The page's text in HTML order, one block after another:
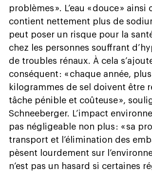
problèmes ». L’eau « douce » ainsi
contient nettement plus de
peut poser un risque pour la
chez les personnes souffrant
de troubles rénaux. À cela
conséquent : « chaque année,
kilogrammes de sel doivent être
tâche pénible et coûteuse »,
Schneeberger. L’impact
pas négligeable non plus : « sa
transport et l’élimination des
pèsent lourdement sur
n’est pas un hasard si certaines